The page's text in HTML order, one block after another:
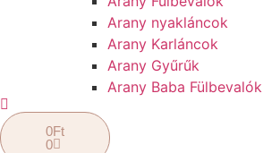
Arany nyakláncok
Arany Karláncok
Arany Gyűrűk
Arany Baba Fülbevalók
0Ft
0